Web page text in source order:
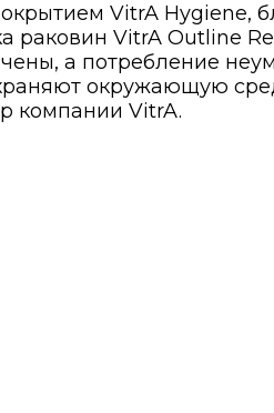
VitrA Hygiene,
раковин VitrA Outline
а потребление
окружающую
компании VitrA.